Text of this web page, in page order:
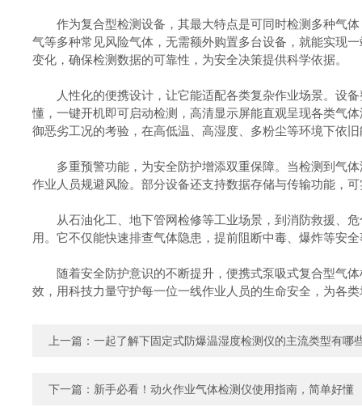
作为复合型检测设备，其最大特点是可同时检测多种气体
气等多种常见风险气体，无需额外购置多台设备，就能实现
变化，确保检测数据的可靠性，为安全决策提供科学依据。
人性化的便携设计，让它能适配各类复杂作业场景。设备
懂，一键开机即可启动检测，高清显示屏能直观呈现各类气
御恶劣工况的考验，在高低温、高湿度、多粉尘等环境下依
多重预警功能，为安全防护增添双重保障。当检测到气体
作业人员规避风险。部分设备还支持数据存储与传输功能，
从石油化工、地下管网检修等工业场景，到消防救援、危
用。它不仅能快速排查气体隐患，提前阻断中毒、爆炸等安
随着安全防护意识的不断提升，便携式泵吸式复合型气体
效，用科技力量守护每一位一线作业人员的生命安全，为各
上一篇： 一起了解下固定式防爆温湿度检测仪的主流类型有哪
下一篇： 新手必看！动火作业气体检测仪使用指南，简单好懂